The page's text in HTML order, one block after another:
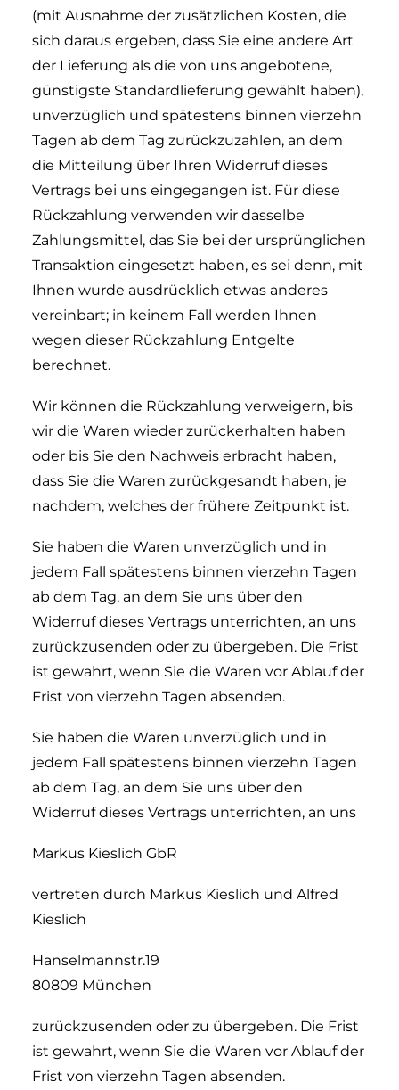
(mit Ausnahme der zusätzlichen Kosten, die
sich daraus ergeben, dass Sie eine andere Art
der Lieferung als die von uns angebotene,
günstigste Standardlieferung gewählt haben),
unverzüglich und spätestens binnen vierzehn
Tagen ab dem Tag zurückzuzahlen, an dem
die Mitteilung über Ihren Widerruf dieses
Vertrags bei uns eingegangen ist. Für diese
Rückzahlung verwenden wir dasselbe
Zahlungsmittel, das Sie bei der ursprünglichen
Transaktion eingesetzt haben, es sei denn, mit
Ihnen wurde ausdrücklich etwas anderes
vereinbart; in keinem Fall werden Ihnen
wegen dieser Rückzahlung Entgelte
berechnet.
Wir können die Rückzahlung verweigern, bis
wir die Waren wieder zurückerhalten haben
oder bis Sie den Nachweis erbracht haben,
dass Sie die Waren zurückgesandt haben, je
nachdem, welches der frühere Zeitpunkt ist.
Sie haben die Waren unverzüglich und in
jedem Fall spätestens binnen vierzehn Tagen
ab dem Tag, an dem Sie uns über den
Widerruf dieses Vertrags unterrichten, an uns
zurückzusenden oder zu übergeben. Die Frist
ist gewahrt, wenn Sie die Waren vor Ablauf der
Frist von vierzehn Tagen absenden.
Sie haben die Waren unverzüglich und in
jedem Fall spätestens binnen vierzehn Tagen
ab dem Tag, an dem Sie uns über den
Widerruf dieses Vertrags unterrichten, an uns
Markus Kieslich GbR
vertreten durch Markus Kieslich und Alfred
Kieslich
Hanselmannstr.19
80809 München
zurückzusenden oder zu übergeben. Die Frist
ist gewahrt, wenn Sie die Waren vor Ablauf der
Frist von vierzehn Tagen absenden.